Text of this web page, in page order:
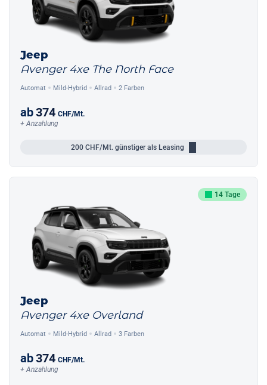
Jeep
Avenger 4xe The North Face
Automat Mild-Hybrid Allrad 2 Farben
ab374 CHF/Mt.
+ Anzahlung
200 CHF/Mt. günstiger als Leasing
14 Tage
Jeep
Avenger 4xe Overland
Automat Mild-Hybrid Allrad 3 Farben
ab374 CHF/Mt.
+ Anzahlung